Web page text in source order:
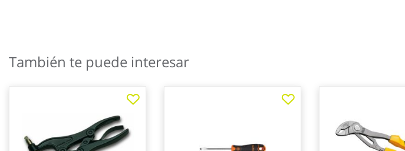
al
comienzo
También te puede interesar